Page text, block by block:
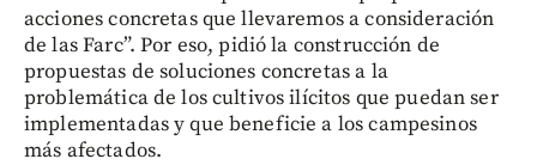
acciones concretas que llevaremos a consideración
de las Farc”. Por eso, pidió la construcción de
propuestas de soluciones concretas a la
problemática de los cultivos ilícitos que puedan ser
implementadas y que beneficie a los campesinos
más afectados.